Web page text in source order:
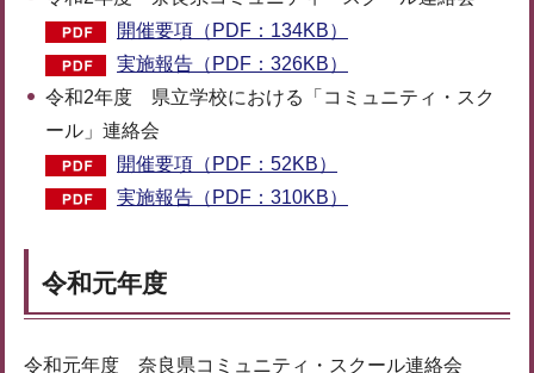
開催要項（PDF：134KB）
実施報告（PDF：326KB）
令和2年度 県立学校における「コミュニティ・スク
ール」連絡会
開催要項（PDF：52KB）
実施報告（PDF：310KB）
令和元年度
令和元年度 奈良県コミュニティ・スクール連絡会